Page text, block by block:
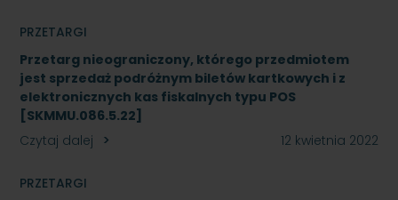
PRZETARGI
Przetarg nieograniczony, którego przedmiotem
jest sprzedaż podróżnym biletów kartkowych i z
elektronicznych kas fiskalnych typu POS
[SKMMU.086.5.22]
Czytaj dalej
12 kwietnia 2022
PRZETARGI